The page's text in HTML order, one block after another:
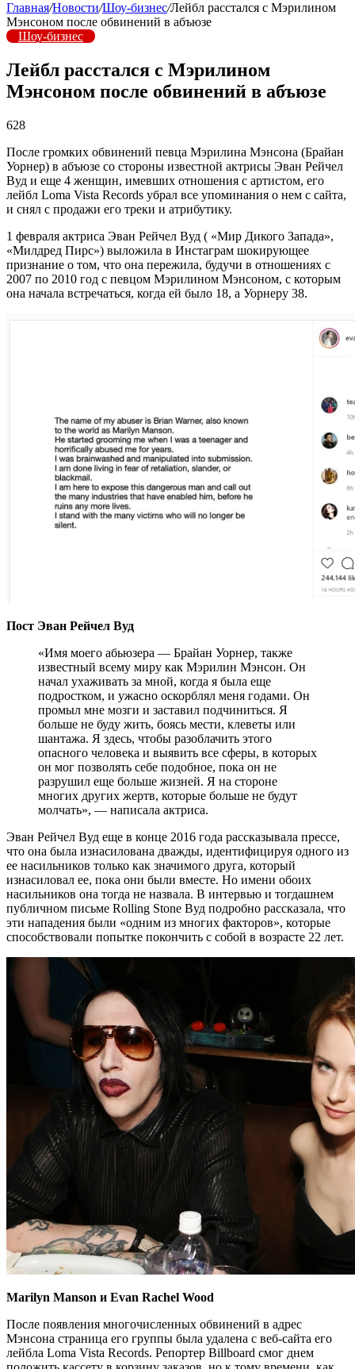
Главная/Новости/Шоу-бизнес/Лейбл расстался с Мэрилином
Мэнсоном после обвинений в абъюзе
Шоу-бизнес
Лейбл расстался с Мэрилином
Мэнсоном после обвинений в абъюзе
628
После громких обвинений певца Мэрилина Мэнсона (Брайан
Уорнер) в абъюзе со стороны известной актрисы Эван Рейчел
Вуд и еще 4 женщин, имевших отношения с артистом, его
лейбл Loma Vista Records убрал все упоминания о нем с сайта,
и снял с продажи его треки и атрибутику.
1 февраля актриса Эван Рейчел Вуд ( «Мир Дикого Запада»,
«Милдред Пирс») выложила в Инстаграм шокирующее
признание о том, что она пережила, будучи в отношениях с
2007 по 2010 год с певцом Мэрилином Мэнсоном, с которым
она начала встречаться, когда ей было 18, а Уорнеру 38.
Пост Эван Рейчел Вуд
«Имя моего абьюзера — Брайан Уорнер, также
известный всему миру как Мэрилин Мэнсон. Он
начал ухаживать за мной, когда я была еще
подростком, и ужасно оскорблял меня годами. Он
промыл мне мозги и заставил подчиниться. Я
больше не буду жить, боясь мести, клеветы или
шантажа. Я здесь, чтобы разоблачить этого
опасного человека и выявить все сферы, в которых
он мог позволять себе подобное, пока он не
разрушил еще больше жизней. Я на стороне
многих других жертв, которые больше не будут
молчать», — написала актриса.
Эван Рейчел Вуд еще в конце 2016 года рассказывала прессе,
что она была изнасилована дважды, идентифицируя одного из
ее насильников только как значимого друга, который
изнасиловал ее, пока они были вместе. Но имени обоих
насильников она тогда не назвала. В интервью и тогдашнем
публичном письме Rolling Stone Вуд подробно рассказала, что
эти нападения были «одним из многих факторов», которые
способствовали попытке покончить с собой в возрасте 22 лет.
Marilyn Manson и Evan Rachel Wood
После появления многочисленных обвинений в адрес
Мэнсона страница его группы была удалена с веб-сайта его
лейбла Loma Vista Records. Репортер Billboard смог днем ​​